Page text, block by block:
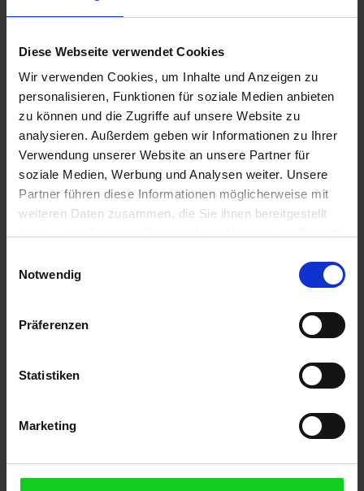
Diese Webseite verwendet Cookies
Wir verwenden Cookies, um Inhalte und Anzeigen zu
personalisieren, Funktionen für soziale Medien anbieten
zu können und die Zugriffe auf unsere Website zu
analysieren. Außerdem geben wir Informationen zu Ihrer
Verwendung unserer Website an unsere Partner für
soziale Medien, Werbung und Analysen weiter. Unsere
Partner führen diese Informationen möglicherweise mit
weiteren Daten zusammen, die Sie ihnen bereitgestellt
Cookies, wenn Sie unsere Webseite weiterhin nutzen.
Notwendig
Präferenzen
Statistiken
Marketing
Die Zugriffslizenz Microsoft Windows User CAL 2025
istabwärtskompatibel(downgradefähig), d.h. sie kann
beispielsweise auch in Kombination mit
einem Microsoft Windows Server 2022 betrieben
werden.
Spezifikation